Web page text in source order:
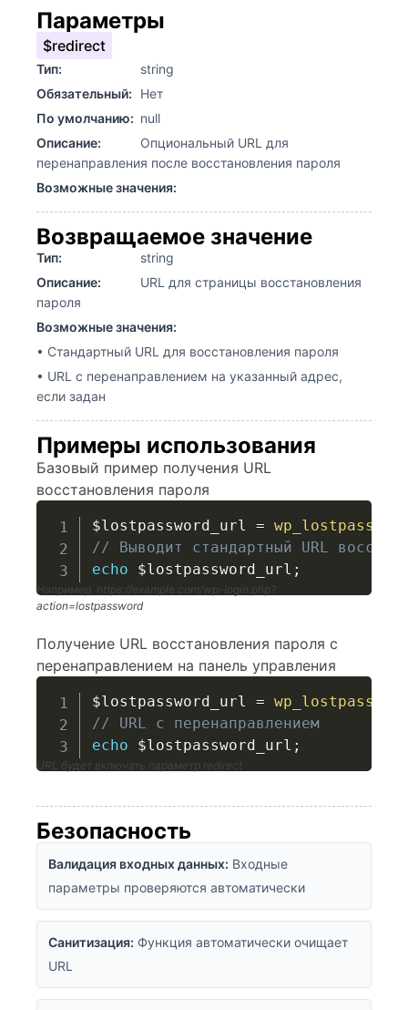
Параметры
$redirect
Тип:
string
Обязательный:
Нет
По умолчанию: null
Описание:
Опциональный URL для
перенаправления после восстановления пароля
Возможные значения:
Возвращаемое значение
Тип:
string
Описание:
URL для страницы восстановления
пароля
Возможные значения:
• Стандартный URL для восстановления пароля
• URL с перенаправлением на указанный адрес,
если задан
Примеры использования
Базовый пример получения URL
восстановления пароля
$lostpassword_url =
// Выводит стандартный URL
echo
$lostpassword_url ;
Например, https://example.com/wp-login.php?
action=lostpassword
Получение URL восстановления пароля с
перенаправлением на панель управления
$lostpassword_url =
// URL с перенаправлением
echo
$lostpassword_url ;
URL будет включать параметр redirect
Безопасность
Валидация входных данных: Входные
параметры проверяются автоматически
Санитизация: Функция автоматически очищает
URL